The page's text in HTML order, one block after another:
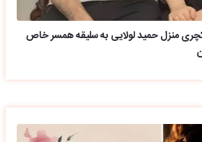
منزل حمید لولایی به سلیقه همسر خاص